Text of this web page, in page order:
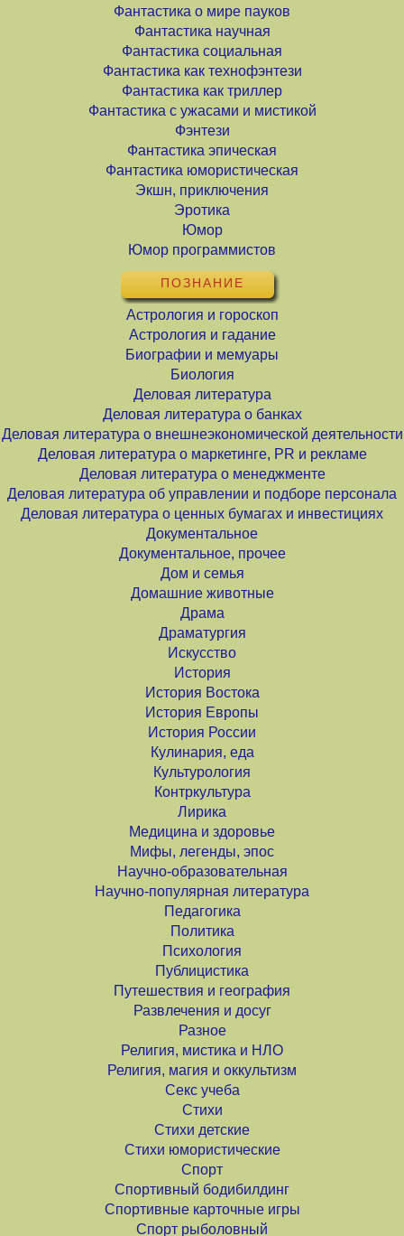
Фантастика о мире пауков
Фантастика научная
Фантастика социальная
Фантастика как технофэнтези
Фантастика как триллер
Фантастика с ужасами и мистикой
Фэнтези
Фантастика эпическая
Фантастика юмористическая
Экшн, приключения
Эротика
Юмор
Юмор программистов
ПОЗНАНИЕ
Астрология и гороскоп
Астрология и гадание
Биографии и мемуары
Биология
Деловая литература
Деловая литература о банках
Деловая литература о внешнеэкономической деятельности
Деловая литература о маркетинге, PR и рекламе
Деловая литература о менеджменте
Деловая литература об управлении и подборе персонала
Деловая литература о ценных бумагах и инвестициях
Документальное
Документальное, прочее
Дом и семья
Домашние животные
Драма
Драматургия
Искусство
История
История Востока
История Европы
История России
Кулинария, еда
Культурология
Контркультура
Лирика
Медицина и здоровье
Мифы, легенды, эпос
Научно-образовательная
Научно-популярная литература
Педагогика
Политика
Психология
Публицистика
Путешествия и география
Развлечения и досуг
Разное
Религия, мистика и НЛО
Религия, магия и оккультизм
Секс учеба
Стихи
Стихи детские
Стихи юмористические
Спорт
Спортивный бодибилдинг
Спортивные карточные игры
Спорт рыболовный